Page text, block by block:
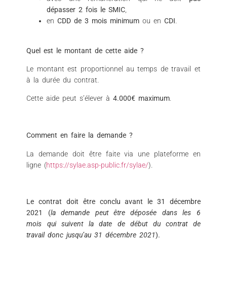
dépasser 2 fois le SMIC
enCDD de 3 mois minimum ou enCDI
Quel est le montant de cette aide ?
Le montant est proportionnel au temps de travail et
à la durée du contrat.
Cette aide peut s’élever à4.000€ maximum.
Comment en faire la demande ?
La demande doit être faite via une plateforme en
ligne (https://sylae.asp-public.fr/sylae/).
Le contrat doit être conclu avant le 31 décembre
2021 (la demande peut être déposée dans les 6
mois qui suivent la date de début du contrat de
travail donc jusqu’au 31 décembre 2021).